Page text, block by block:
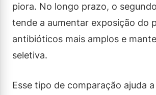
piora. No longo prazo, o
tende a aumentar exposição do
antibióticos mais amplos e
seletiva.
Esse tipo de comparação ajuda